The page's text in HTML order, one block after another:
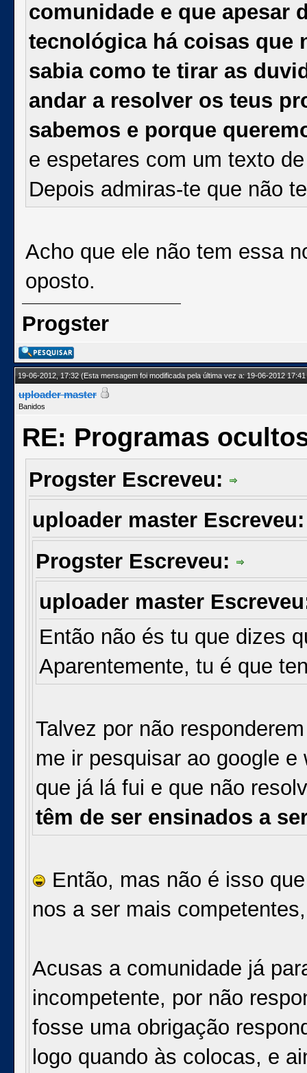
comunidade e que apesar
tecnológica há coisas que
sabia como te tirar as
andar a resolver os teus
sabemos e porque
e espetares com um texto
Depois admiras-te que não
Acho que ele não tem essa
oposto.
Progster
19-06-2012, 17:32(Esta mensagem foi modificada pela última vez a: 19-06-2012
uploader master
Banidos
RE: Programas
Progster Escreveu:
uploader master
Progster Escreveu:
uploader master
Então não és tu que dizes
Aparentemente, tu é que
Talvez por não
me ir pesquisar ao google
que já lá fui e que não
têm de ser ensinados a
Então, mas não é isso
nos a ser mais
Acusas a comunidade já
incompetente, por não
fosse uma obrigação
logo quando às colocas, e